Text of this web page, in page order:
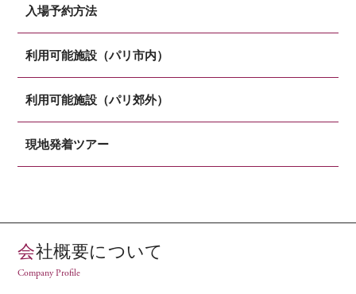
入場予約方法
利用可能施設（パリ市内）
利用可能施設（パリ郊外）
現地発着ツアー
会社概要について
Company Profile